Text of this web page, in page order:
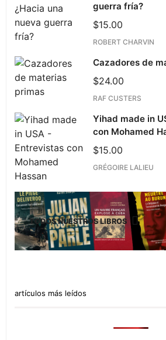
guerra fría?
$15.00
ROBERT CHARVIN
Cazadores de
$24.00
RAF CUSTERS
Yihad made in
con Mohamed
$15.00
GRÉGOIRE LALIEU
TODOS NUESTROS LIBROS
artículos más leídos